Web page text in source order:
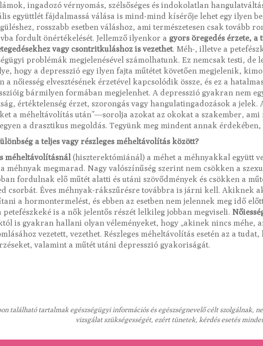
ingadozó vérnyomás, szélsőséges és indokolatlan
együttlét fájdalmassá válása is mind-mind kísérője lehet egy ilyen
rosszabb esetben váláshoz, ami természetesen csak tovább
fordult önértékelését. Jellemző ilyenkor a gyors öregedés érzete,
vagy csontritkuláshoz is vezethet. Méh-, illetve a
problémák megjelenésével számolhatunk. Ez nemcsak testi,
hogy a depresszió egy ilyen fajta műtétet követően megjelenik,
a nőiesség elvesztésének érzetével kapcsolódik össze, és ez a
bármilyen formában megjelenhet. A depresszió gyakran nem
értéktelenség érzet, szorongás vagy hangulatingadozások a
a méheltávolítás után”—sorolja azokat az okokat a szakember, ami
a drasztikus megoldás. Tegyünk meg mindent annak
a teljes vagy részleges méheltávolítás között?
méheltávolításnál(hiszterektómiánál) a méhet a méhnyakkal együtt
méhnyak megmarad. Nagy valószínűség szerint nem csökken a
fordulnak elő műtét alatti és utáni szövődmények és csökken a
csorbát. Éves méhnyak-rákszűrésre továbbra is járni kell. Akiknek
a hormontermelést, és ebben az esetben nem jelennek meg idő
petefészkeké is a nők jelentős részét lelkileg jobban megviseli.
is gyakran hallani olyan véleményeket, hogy „akinek nincs méhe,
vezetett, vezethet. Részleges méheltávolítás esetén az a
valamint a műtét utáni depresszió gyakoriságát.
található tartalmak egészségügyi információs és egészségnevelő célt szolgálnak,
vizsgálat szükségességét, ezért tünetek, kérdés esetés